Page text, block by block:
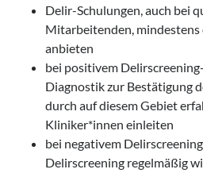
Delir-Schulungen, auch bei
Mitarbeitenden, mindestens
anbieten
bei positivem
Diagnostik zur Bestätigung
durch auf diesem Gebiet
Kliniker*innen einleiten
bei negativem
Delirscreening regelmäßig